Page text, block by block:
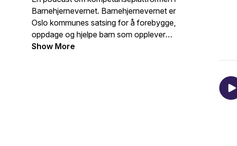
Barnehjernevernet. Barnehjernevernet er
Oslo kommunes satsing for å forebygge,
oppdage og hjelpe barn som opplever
omsorgssvikt, vold og seksuelle
Show More